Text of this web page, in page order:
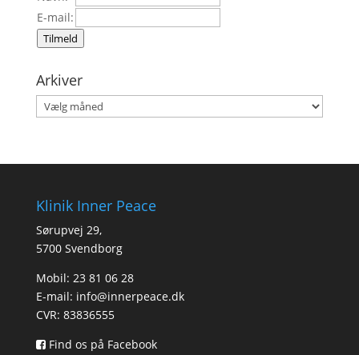
E-mail:
Tilmeld
Arkiver
Arkiver
Klinik Inner Peace
Sørupvej 29,
5700 Svendborg
Mobil: 23 81 06 28
E-mail: info@innerpeace.dk
CVR: 83836555
Find os på Facebook